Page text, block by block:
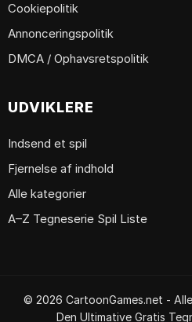
Cookiepolitik
Annonceringspolitik
DMCA / Ophavsretspolitik
UDVIKLERE
Indsend et spil
Fjernelse af indhold
Alle kategorier
A–Z Tegneserie Spil Liste
© 2026 CartoonGames.net -
Den Ultimative Gratis